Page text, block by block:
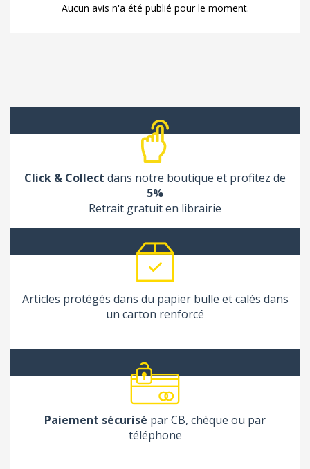
Aucun avis n'a été publié pour le moment.
Click & Collect dans notre boutique et profitez de
5%
Retrait gratuit en librairie
Articles protégés dans du papier bulle et calés dans
un carton renforcé
Paiement sécurisé par CB, chèque ou par
téléphone